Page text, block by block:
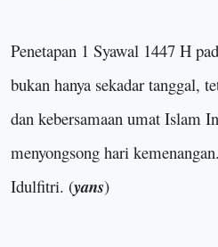
Penetapan 1 Syawal 1447 H
bukan hanya sekadar tanggal,
dan kebersamaan umat Islam
menyongsong hari
Idulfitri. (yans)